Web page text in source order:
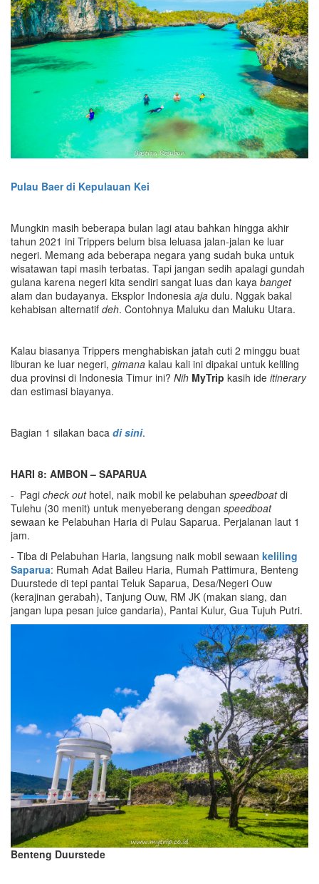
Pulau Baer di Kepulauan Kei
Mungkin masih beberapa bulan lagi atau bahkan hingga akhir
tahun 2021 ini Trippers belum bisa leluasa jalan-jalan ke luar
negeri. Memang ada beberapa negara yang sudah buka untuk
wisatawan tapi masih terbatas. Tapi jangan sedih apalagi gundah
gulana karena negeri kita sendiri sangat luas dan kaya banget
alam dan budayanya. Eksplor Indonesia aja dulu. Nggak bakal
kehabisan alternatif deh. Contohnya Maluku dan Maluku Utara.
Kalau biasanya Trippers menghabiskan jatah cuti 2 minggu buat
liburan ke luar negeri, gimana kalau kali ini dipakai untuk keliling
dua provinsi di Indonesia Timur ini? Nih MyTrip kasih ide itinerary
dan estimasi biayanya.
Bagian 1 silakan baca di sini.
HARI 8: AMBON – SAPARUA
- Pagi check outhotel, naik mobil ke pelabuhan speedboatdi
Tulehu (30 menit) untuk menyeberang dengan speedboat
sewaan ke Pelabuhan Haria di Pulau Saparua. Perjalanan laut 1
jam.
- Tiba di Pelabuhan Haria, langsung naik mobil sewaan keliling
Saparua: Rumah Adat Baileu Haria, Rumah Pattimura, Benteng
Duurstede di tepi pantai Teluk Saparua, Desa/Negeri Ouw
(kerajinan gerabah), Tanjung Ouw, RM JK (makan siang, dan
jangan lupa pesan juice gandaria), Pantai Kulur, Gua Tujuh Putri.
Benteng Duurstede